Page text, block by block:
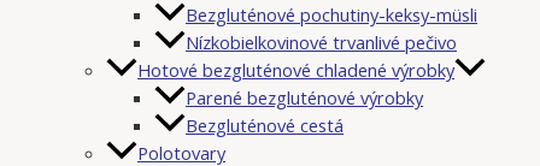
Bezgluténové pochutiny-keksy-müsli
Nízkobielkovinové trvanlivé pečivo
Hotové bezgluténové chladené výrobky
Parené bezgluténové výrobky
Bezgluténové cestá
Polotovary